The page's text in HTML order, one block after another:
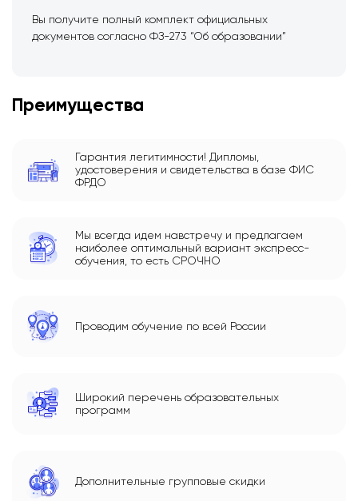
Вы получите полный комплект официальных
документов согласно ФЗ-273 “Об образовании”
Преимущества
Гарантия легитимности! Дипломы,
удостоверения и свидетельства в базе ФИС
ФРДО
Мы всегда идем навстречу и предлагаем
наиболее оптимальный вариант экспресс-
обучения, то есть СРОЧНО
Проводим обучение по всей России
Широкий перечень образовательных
программ
Дополнительные групповые скидки